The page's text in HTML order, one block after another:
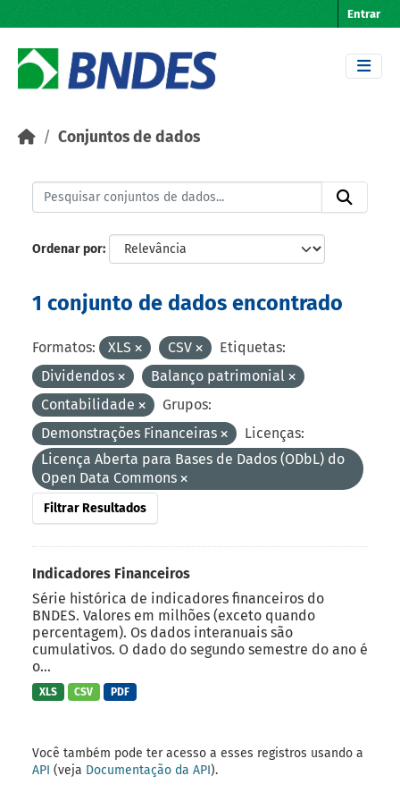
Entrar
Conjuntos de dados
Ordenar por
1 conjunto de dados encontrado
Formatos: XLS CSV
Etiquetas:
Dividendos
Balanço patrimonial
Contabilidade
Grupos:
Demonstrações Financeiras
Licenças:
Licença Aberta para Bases de Dados (ODbL) do
Open Data Commons
Filtrar Resultados
Indicadores Financeiros
Série histórica de indicadores financeiros do
BNDES. Valores em milhões (exceto quando
percentagem). Os dados interanuais são
cumulativos. O dado do segundo semestre do ano é
o...
XLS CSV PDF
Você também pode ter acesso a esses registros usando a
API (veja Documentação da API).